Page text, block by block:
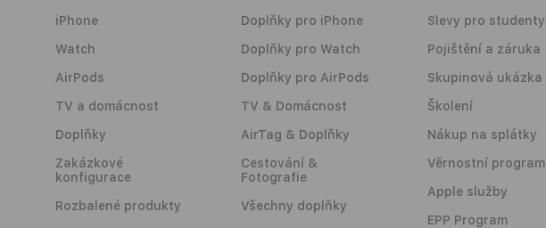
iPhone
Watch
AirPods
TV a domácnost
Doplňky
Zakázkové
konfigurace
Rozbalené produkty
Doplňky pro iPhone
Doplňky pro Watch
Doplňky pro AirPods
TV & Domácnost
AirTag & Doplňky
Cestování &
Fotografie
Všechny doplňky
Slevy pro studenty
Pojištění a záruka
Skupinová ukázka
Školení
Nákup na splátky
Věrnostní program
Apple služby
EPP Program